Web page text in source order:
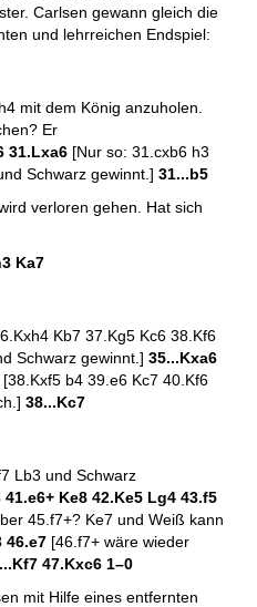
Carlsen gewann gleich die
und lehrreichen Endspiel:
mit dem König anzuholen.
Er
31.Lxa6 [Nur so: 31.cxb6 h3
Schwarz gewinnt.] 31...b5
verloren gehen. Hat sich
Ka7
Kb7 37.Kg5 Kc6 38.Kf6
Schwarz gewinnt.] 35...Kxa6
[38.Kxf5 b4 39.e6 Kc7 40.Kf6
38...Kc7
Lb3 und Schwarz
Ke8 42.Ke5 Lg4 43.f5
45.f7+? Ke7 und Weiß kann
46.e7 [46.f7+ wäre wieder
47.Kxc6 1–0
mit Hilfe eines entfernten